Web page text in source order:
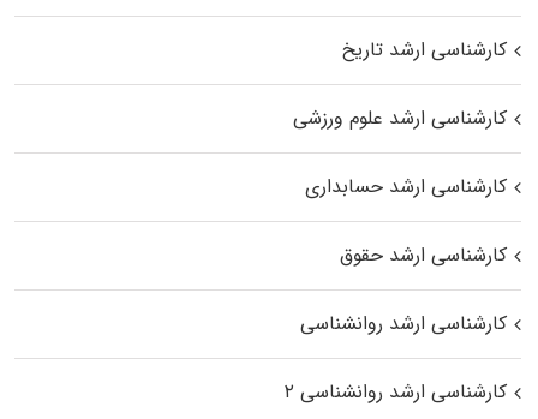
کارشناسی ارشد تاریخ
کارشناسی ارشد علوم ورزشی
کارشناسی ارشد حسابداری
کارشناسی ارشد حقوق
کارشناسی ارشد روانشناسی
کارشناسی ارشد روانشناسی ۲